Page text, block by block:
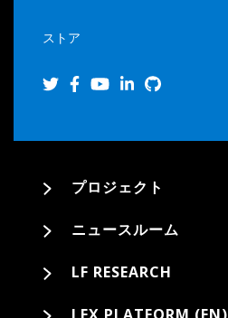
ストア
プロジェクト
ニュースルーム
LF RESEARCH